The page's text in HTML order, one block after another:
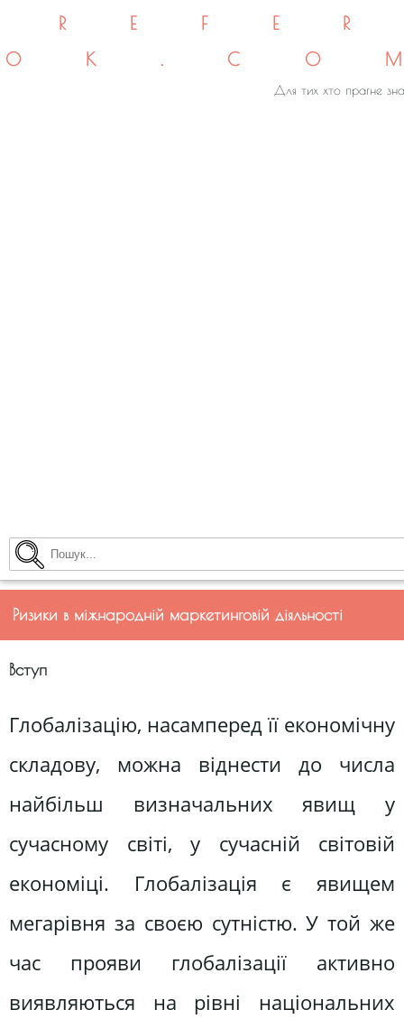
Для тих хто прагне
Ризики в міжнародній маркетинговій діяльності
Вступ
Глобалізацію, насамперед її економічну
складову, можна віднести до числа
найбільш визначальних явищ у
сучасному світі, у сучасній світовій
економіці. Глобалізація є явищем
мегарівня за своєю сутністю. У той же
час прояви глобалізації активно
виявляються на рівні національних